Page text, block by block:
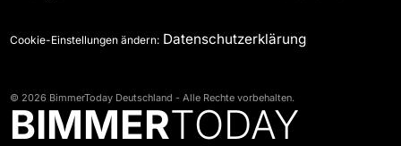
Cookie-Einstellungen ändern: Datenschutzerklärung
© 2026 BimmerToday Deutschland - Alle Rechte vorbehalten.
BIMMERTODAY